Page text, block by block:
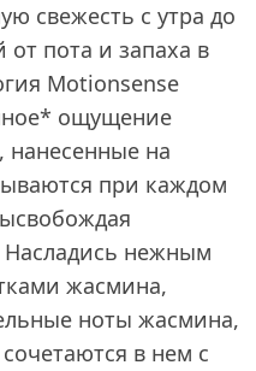
свежесть с утра до
пота и запаха в
Motionsense
ощущение
нанесенные на
при каждом
нежным
жасмина,
ноты жасмина,
в нем с